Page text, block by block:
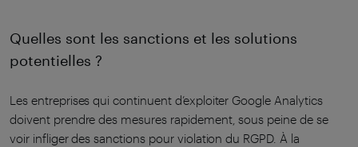
Quelles sont les sanctions et les solutions
potentielles ?
Les entreprises qui continuent d’exploiter Google Analytics
doivent prendre des mesures rapidement, sous peine de se
voir infliger des sanctions pour violation du RGPD. À la